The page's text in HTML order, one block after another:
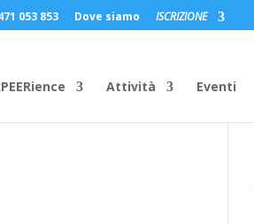
053 853 Dove siamo ISCRIZIONE
Attività Eventi